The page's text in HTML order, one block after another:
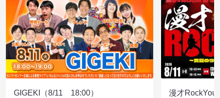
GIGEKI（8/11 18:00）
漫才RockYou